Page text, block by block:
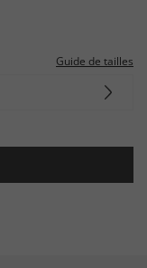
Guide de tailles